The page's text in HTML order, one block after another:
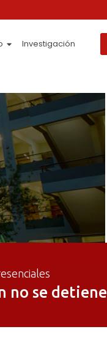
Investigación
no se detiene